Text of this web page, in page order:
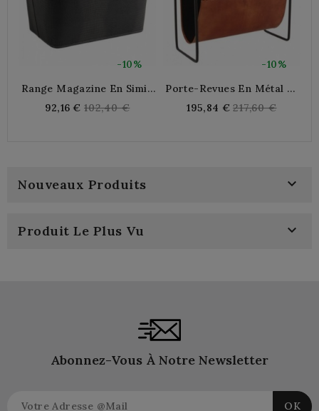
-10%
Range Magazine En Simili
92,16 € Regular
102,40 €
-10%
Porte-Revues En Métal Et
195,84 € Regular
217,60 €
Nouveaux Produits 
Produit Le Plus Vu 
Abonnez-Vous À Notre Newsletter